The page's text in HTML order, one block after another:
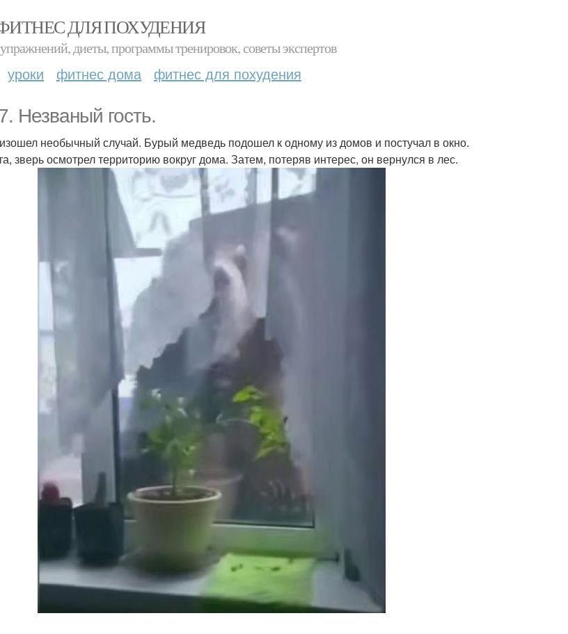
ДЛЯ ПОХУДЕНИЯ
диеты, программы тренировок, советы экспертов
уроки фитнес дома фитнес для похудения
Незваный гость.
необычный случай. Бурый медведь подошел к одному из домов и постучал в окно.
зверь осмотрел территорию вокруг дома. Затем, потеряв интерес, он вернулся в лес.